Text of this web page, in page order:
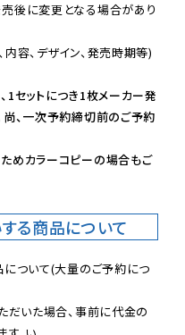
後に変更となる場合があり
容、デザイン、発売時期等)
セットにつき1枚メーカー発
尚、一次予約締切前のご予約
めカラーコピーの場合もご
る商品について
ついて(大量のご予約につ
だいた場合、事前に代金の